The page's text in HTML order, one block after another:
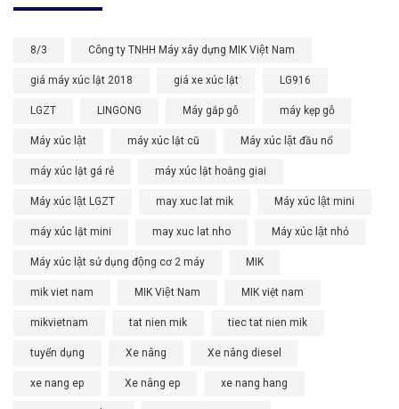
8/3 Công ty TNHH Máy xây dựng MIK Việt Nam
giá máy xúc lật 2018 giá xe xúc lật LG916
LGZT LINGONG Máy gắp gỗ máy kẹp gỗ
Máy xúc lật máy xúc lật cũ Máy xúc lật đầu nổ
máy xúc lật gá rẻ máy xúc lật hoằng giai
Máy xúc lật LGZT may xuc lat mik Máy xúc lật mini
máy xúc lật mini may xuc lat nho Máy xúc lật nhỏ
Máy xúc lật sử dụng động cơ 2 máy MIK
mik viet nam MIK Việt Nam MIK việt nam
mikvietnam tat nien mik tiec tat nien mik
tuyển dụng Xe nâng Xe nâng diesel
xe nang ep Xe nâng ep xe nang hang